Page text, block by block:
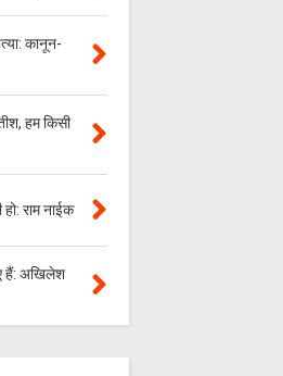
कानून-
हम किसी
राम नाईक
हैं: अखिलेश